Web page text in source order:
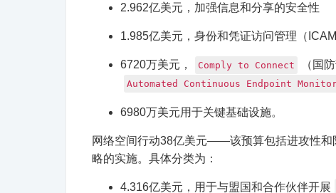
2.962亿美元，加强信息和分享的安全性
1.985亿美元，身份和凭证访问管理（
6720万美元， Comply to Connect （国
Automated Continuous Endpoint
6980万美元用于关键基础设施。
网络空间行动38亿美元——该预算包括进攻性和
略的实施。具体分类为：
4.316亿美元，用于与盟国和合作伙伴开展